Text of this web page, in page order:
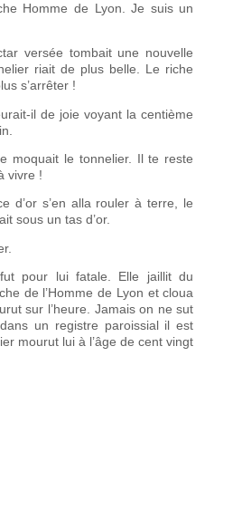
Homme de Lyon. Je suis un
versée tombait une nouvelle
riait de plus belle. Le riche
s’arrêter !
il de joie voyant la centième
moquait le tonnelier. Il te reste
vivre !
d’or s’en alla rouler à terre, le
sous un tas d’or.
pour lui fatale. Elle jaillit du
de l’Homme de Lyon et cloua
sur l’heure. Jamais on ne sut
un registre paroissial il est
mourut lui à l’âge de cent vingt